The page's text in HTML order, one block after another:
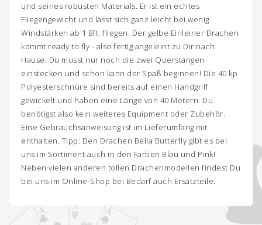
und seines robusten Materials. Er ist ein echtes
Fliegengewicht und lässt sich ganz leicht bei wenig
Windstärken ab 1 Bft. fliegen. Der gelbe Einleiner Drachen
kommt ready to fly - also fertig angeleint zu Dir nach
Hause. Du musst nur noch die zwei Querstangen
einstecken und schon kann der Spaß beginnen! Die 40 kp
Polyesterschnüre sind bereits auf einen Handgriff
gewickelt und haben eine Länge von 40 Metern. Du
benötigst also kein weiteres Equipment oder Zubehör.
Eine Gebrauchsanweisung ist im Lieferumfang mit
enthalten. Tipp: Den Drachen Bella Butterfly gibt es bei
uns im Sortiment auch in den Farben Blau und Pink!
Neben vielen anderen tollen Drachenmodellen findest Du
bei uns im Online-Shop bei Bedarf auch Ersatzteile.